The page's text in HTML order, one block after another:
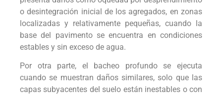
o desintegración inicial de los agregados, en zonas
localizadas y relativamente pequeñas, cuando la
base del pavimento se encuentra en condiciones
estables y sin exceso de agua.
Por otra parte, el bacheo profundo se ejecuta
cuando se muestran daños similares, solo que las
capas subyacentes del suelo están inestables o con